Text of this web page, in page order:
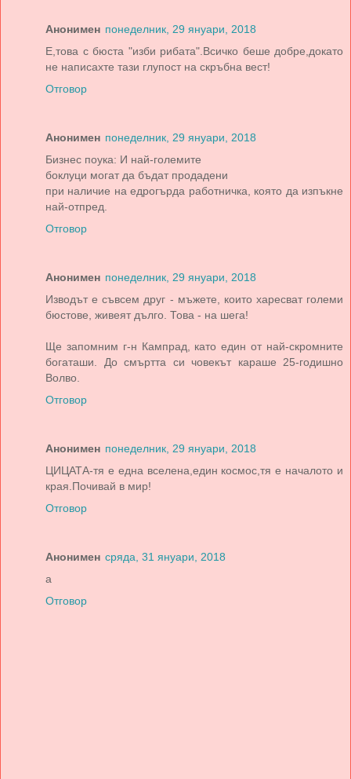
Анонимен понеделник, 29 януари, 2018
Е,това с бюста "изби рибата".Всичко беше добре,докато
не написахте тази глупост на скръбна вест!
Отговор
Анонимен понеделник, 29 януари, 2018
Бизнес поука: И най-големите
боклуци могат да бъдат продадени
при наличие на едрогърда работничка, която да изпъкне
най-отпред.
Отговор
Анонимен понеделник, 29 януари, 2018
Изводът е съвсем друг - мъжете, които харесват големи
бюстове, живеят дълго. Това - на шега!
Ще запомним г-н Кампрад, като един от най-скромните
богаташи. До смъртта си човекът караше 25-годишно
Волво.
Отговор
Анонимен понеделник, 29 януари, 2018
ЦИЦАТА-тя е една вселена,един космос,тя е началото и
края.Почивай в мир!
Отговор
Анонимен сряда, 31 януари, 2018
a
Отговор